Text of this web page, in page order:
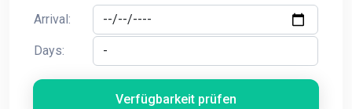
Arrival:
Days:
Verfügbarkeit prüfen